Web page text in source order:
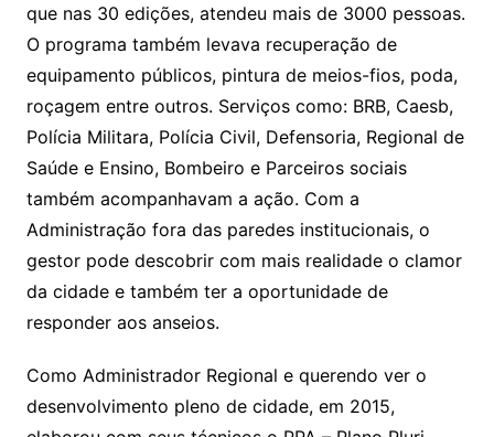
que nas 30 edições, atendeu mais de 3000 pessoas.
O programa também levava recuperação de
equipamento públicos, pintura de meios-fios, poda,
roçagem entre outros. Serviços como: BRB, Caesb,
Polícia Militara, Polícia Civil, Defensoria, Regional de
Saúde e Ensino, Bombeiro e Parceiros sociais
também acompanhavam a ação. Com a
Administração fora das paredes institucionais, o
gestor pode descobrir com mais realidade o clamor
da cidade e também ter a oportunidade de
responder aos anseios.
Como Administrador Regional e querendo ver o
desenvolvimento pleno de cidade, em 2015,